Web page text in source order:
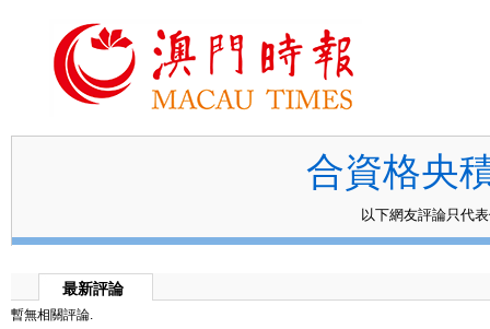
合資格央
以下網友評論只代
最新評論
暫無相關評論.